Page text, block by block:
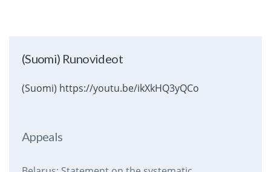
(Suomi) Runovideot
(Suomi) https://youtu.be/ikXkHQ3yQCo
Appeals